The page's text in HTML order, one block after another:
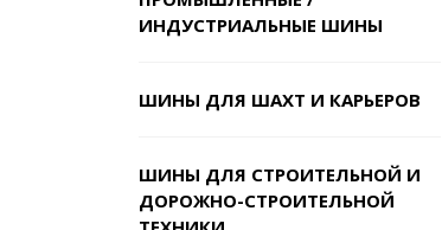
ИНДУСТРИАЛЬНЫЕ ШИНЫ
ШИНЫ ДЛЯ ШАХТ И КАРЬЕРОВ
ШИНЫ ДЛЯ СТРОИТЕЛЬНОЙ И
ДОРОЖНО-СТРОИТЕЛЬНОЙ